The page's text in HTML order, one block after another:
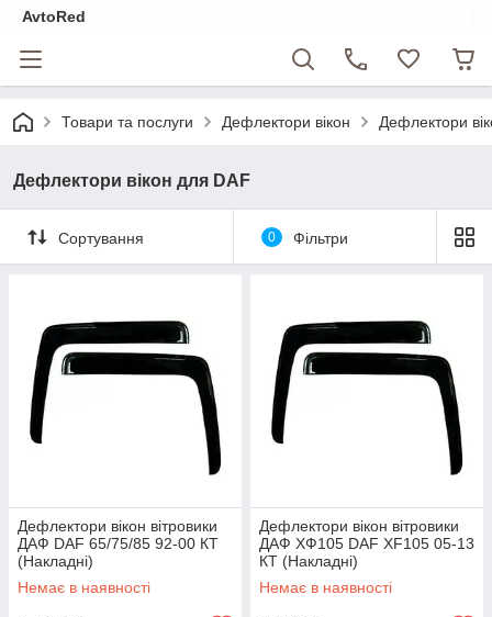
AvtoRed
Товари та послуги Дефлектори вікон Дефлектори
Дефлектори вікон для DAF
Сортування 0 Фільтри
Дефлектори вікон вітровики
ДАФ DAF 65/75/85 92-00 КТ
(Накладні)
Немає в наявності
Дефлектори вікон вітровики
ДАФ ХФ105 DAF XF105 05-13
КТ (Накладні)
Немає в наявності